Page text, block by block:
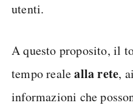
utenti.
A questo proposito, il
tempo realealla rete,
informazioni che